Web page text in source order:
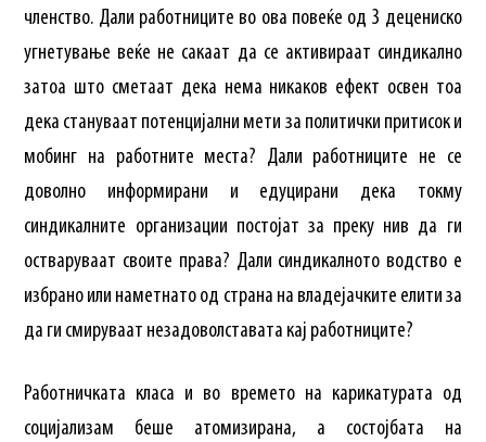
членство. Дали работниците во ова повеќе од 3 децениско
угнетување веќе не сакаат да се активираат синдикално
затоа што сметаат дека нема никаков ефект освен тоа
дека стануваат потенцијални мети за политички притисок и
мобинг на работните места? Дали работниците не се
доволно информирани и едуцирани дека токму
синдикалните организации постојат за преку нив да ги
остваруваат своите права? Дали синдикалното водство е
избрано или наметнато од страна на владејачките елити за
да ги смируваат незадоволставата кај работниците?
Работничката класа и во времето на карикатурата од
социјализам беше атомизирана, а состојбата на